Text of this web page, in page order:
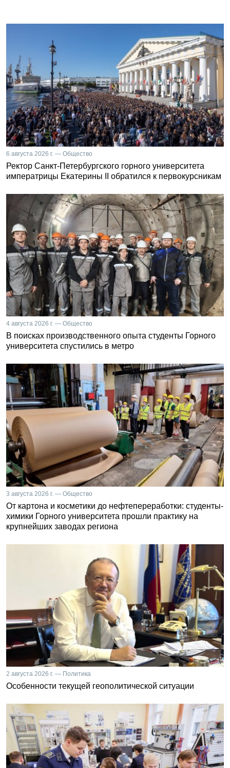
6 августа 2026 г. — Общество
Ректор Санкт-Петербургского горного университета
императрицы Екатерины II обратился к первокурсникам
4 августа 2026 г. — Общество
В поисках производственного опыта студенты Горного
университета спустились в метро
3 августа 2026 г. — Общество
От картона и косметики до нефтепереработки: студенты-
химики Горного университета прошли практику на
крупнейших заводах региона
2 августа 2026 г. — Политика
Особенности текущей геополитической ситуации